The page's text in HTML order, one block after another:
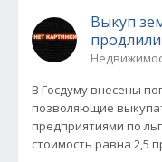
Выкуп
В Госдуму внесены
позволяющие
предприятиями по
стоимость равна 2,5